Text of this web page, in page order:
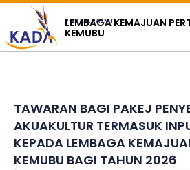
content
PORTAL RASMI
LEMBAGA KEMAJUAN
KEMUBU
TAWARAN BAGI PAKEJ
AKUAKULTUR TERMASUK
KEPADA LEMBAGA
KEMUBU BAGI TAHUN 2026